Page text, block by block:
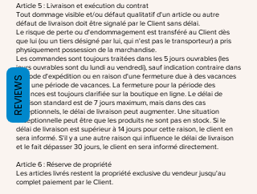
Article 5 : Livraison et exécution du contrat
Tout dommage visible et/ou défaut qualitatif d'un article ou autre
défaut de livraison doit être signalé par le Client sans délai.
Le risque de perte ou d'endommagement est transféré au Client dès
que lui (ou un tiers désigné par lui, qui n'est pas le transporteur) a pris
physiquement possession de la marchandise.
Les commandes sont toujours traitées dans les 5 jours ouvrables (les
jours ouvrables sont du lundi au vendredi), sauf indication contraire dans
le mode d'expédition ou en raison d'une fermeture due à des vacances
ou à une période de vacances. La fermeture pour la période des
vacances est toujours clarifiée sur la boutique en ligne. Le délai de
livraison standard est de 7 jours maximum, mais dans des cas
exceptionnels, le délai de livraison peut augmenter. Une situation
exceptionnelle peut être que les produits ne sont pas en stock. Si le
délai de livraison est supérieur à 14 jours pour cette raison, le client en
sera informé. S'il y a une autre raison qui influence le délai de livraison
et le fait dépasser 30 jours, le client en sera informé directement.
Article 6 : Réserve de propriété
Les articles livrés restent la propriété exclusive du vendeur jusqu'au
complet paiement par le Client.
REVIEWS